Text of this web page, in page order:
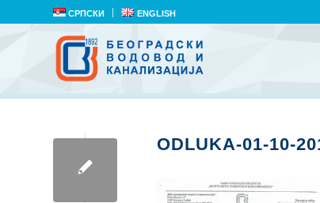
СРПСКИ ENGLISH
ODLUKA-01-10-